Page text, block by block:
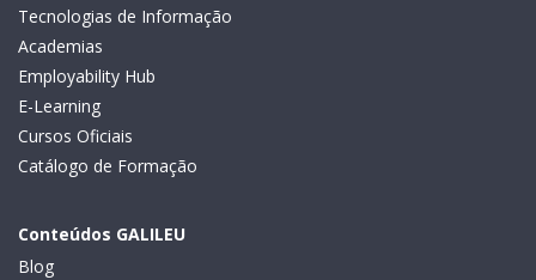
Tecnologias de Informação
Academias
Employability Hub
E-Learning
Cursos Oficiais
Catálogo de Formação
Conteúdos GALILEU
Blog